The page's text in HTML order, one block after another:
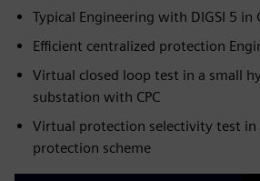
Typical Engineering with DIGSI 5 in
Efficient centralized protection
Virtual closed loop test in a small
substation with CPC
Virtual protection selectivity test in
protection scheme